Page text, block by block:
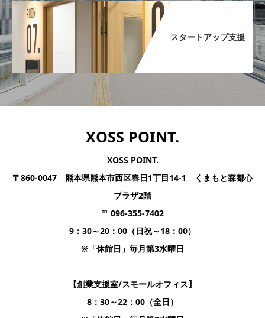
スタートアップ支援​
XOSS POINT.
XOSS POINT.
〒860-0047 熊本県熊本市西区春日1丁目14-1 くまもと森都心
プラザ2階
℡ 096-355-7402
9：30～20：00（日祝～18：00）
※「休館日」毎月第3水曜日
【創業支援室/スモールオフィス】
8：30～22：00（全日）